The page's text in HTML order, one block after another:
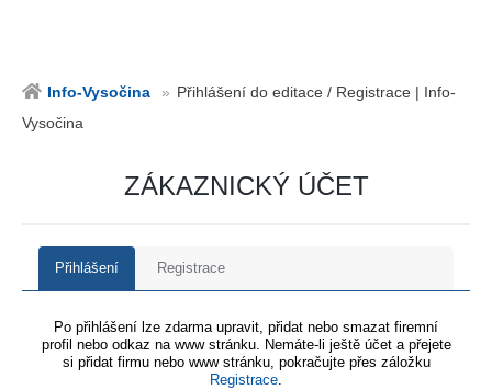
Info-Vysočina
Přihlášení do editace / Registrace | Info-
Vysočina
ZÁKAZNICKÝ ÚČET
Přihlášení Registrace
Po přihlášení lze zdarma upravit, přidat nebo smazat firemní
profil nebo odkaz na www stránku. Nemáte-li ještě účet a přejete
si přidat firmu nebo www stránku, pokračujte přes záložku
Registrace.